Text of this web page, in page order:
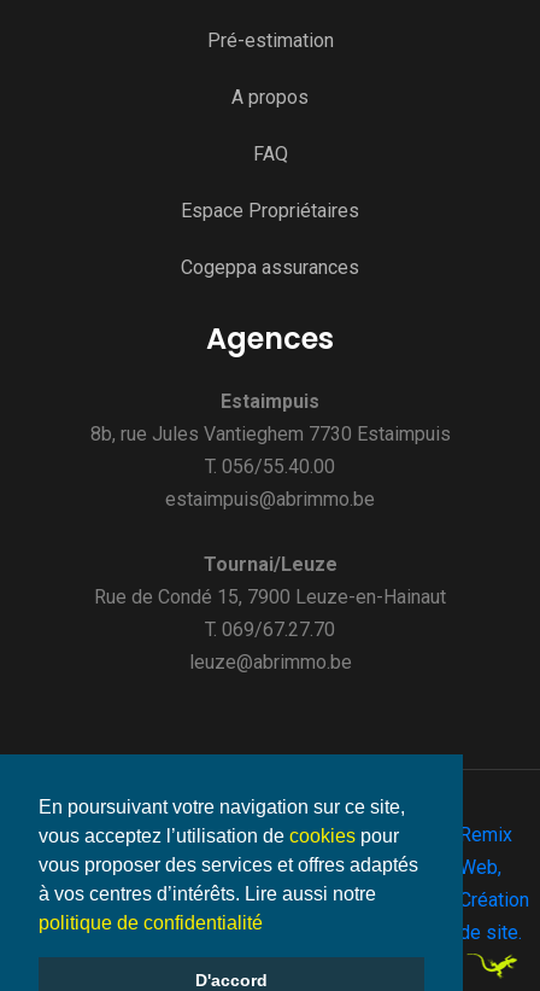
En poursuivant votre navigation sur ce site,
vous acceptez l’utilisation de cookies pour
vous proposer des services et offres adaptés
à vos centres d’intérêts. Lire aussi notre
politique de confidentialité
D'accord
Pré-estimation
A propos
FAQ
Espace Propriétaires
Cogeppa assurances
Agences
Estaimpuis
8b, rue Jules Vantieghem 7730 Estaimpuis
T. 056/55.40.00
estaimpuis@abrimmo.be
Tournai/Leuze
Rue de Condé 15, 7900 Leuze-en-Hainaut
T. 069/67.27.70
leuze@abrimmo.be
©2026
Abrimmo.beMentions-
Vie
privée
-Cookies
Remix
Web,
Création
de site.